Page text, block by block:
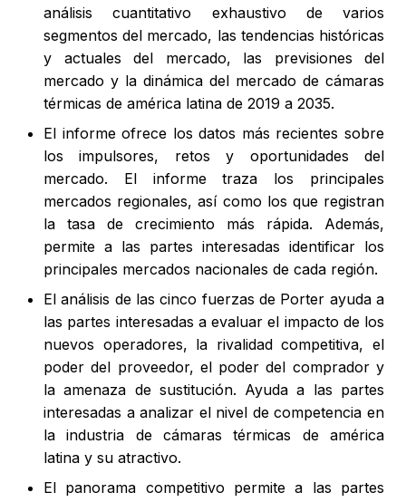
análisis cuantitativo exhaustivo de varios
segmentos del mercado, las tendencias históricas
y actuales del mercado, las previsiones del
mercado y la dinámica del mercado de cámaras
térmicas de américa latina de 2019 a 2035.
El informe ofrece los datos más recientes sobre
los impulsores, retos y oportunidades del
mercado. El informe traza los principales
mercados regionales, así como los que registran
la tasa de crecimiento más rápida. Además,
permite a las partes interesadas identificar los
principales mercados nacionales de cada región.
El análisis de las cinco fuerzas de Porter ayuda a
las partes interesadas a evaluar el impacto de los
nuevos operadores, la rivalidad competitiva, el
poder del proveedor, el poder del comprador y
la amenaza de sustitución. Ayuda a las partes
interesadas a analizar el nivel de competencia en
la industria de cámaras térmicas de américa
latina y su atractivo.
El panorama competitivo permite a las partes